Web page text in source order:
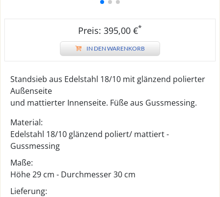
Preis: 395,00 €*
IN DEN WARENKORB
Standsieb aus Edelstahl 18/10 mit glänzend polierter
Außenseite
und mattierter Innenseite. Füße aus Gussmessing.
Material:
Edelstahl 18/10 glänzend poliert/ mattiert -
Gussmessing
Maße:
Höhe 29 cm - Durchmesser 30 cm
Lieferung: